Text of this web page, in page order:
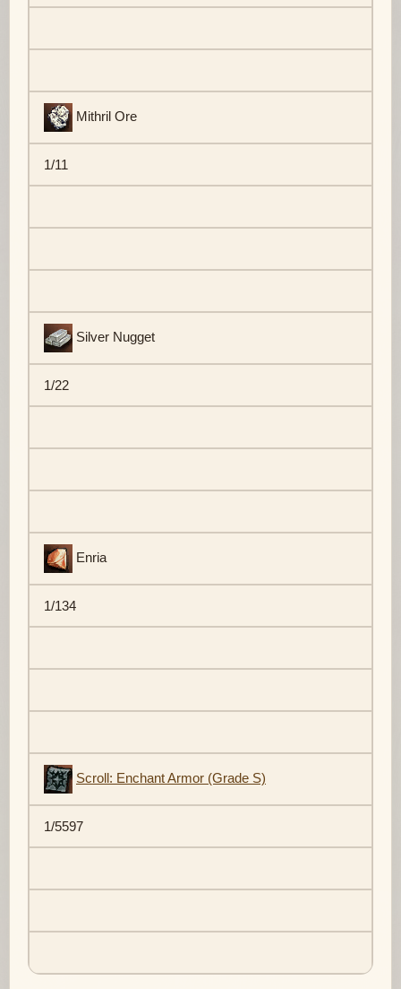
Mithril Ore
1/11
Silver Nugget
1/22
Enria
1/134
Scroll: Enchant Armor (Grade S)
1/5597